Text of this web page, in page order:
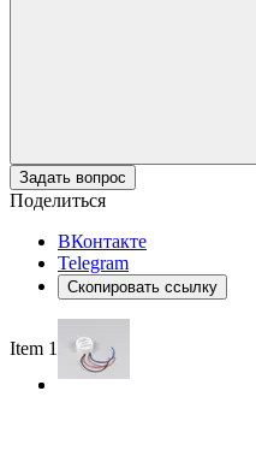
Задать вопрос
Поделиться
ВКонтакте
Telegram
Скопировать ссылку
Item 1 of 2